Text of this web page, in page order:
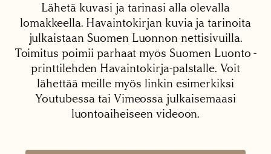
Lähetä kuvasi ja tarinasi alla olevalla
lomakkeella. Havaintokirjan kuvia ja tarinoita
julkaistaan Suomen Luonnon nettisivuilla.
Toimitus poimii parhaat myös Suomen Luonto -
printtilehden Havaintokirja-palstalle. Voit
lähettää meille myös linkin esimerkiksi
Youtubessa tai Vimeossa julkaisemaasi
luontoaiheiseen videoon.